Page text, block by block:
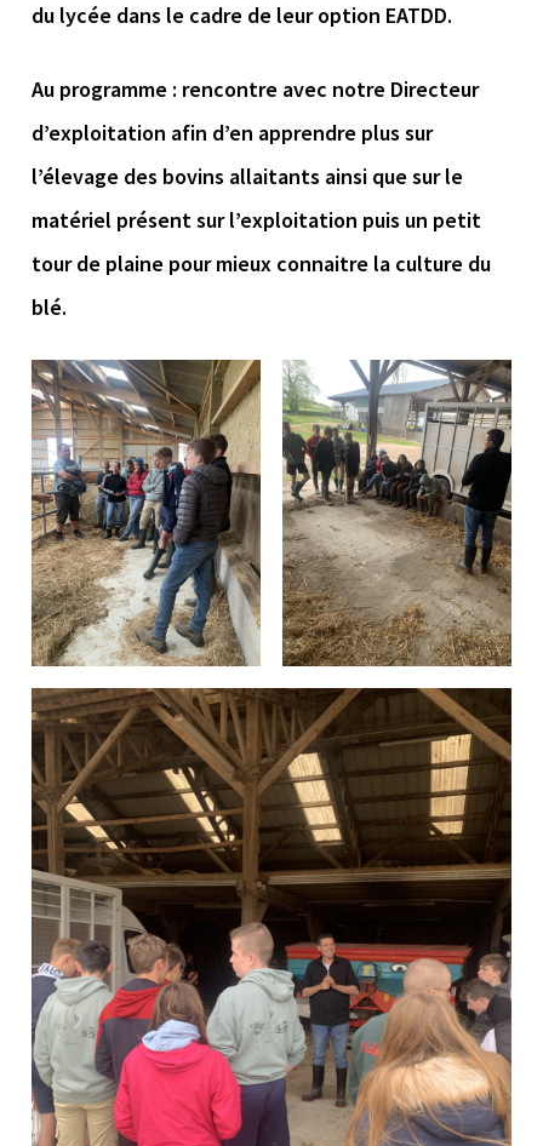
du lycée dans le cadre de leur option EATDD.
Au programme : rencontre avec notre Directeur
d’exploitation afin d’en apprendre plus sur
l’élevage des bovins allaitants ainsi que sur le
matériel présent sur l’exploitation puis un petit
tour de plaine pour mieux connaitre la culture du
blé.